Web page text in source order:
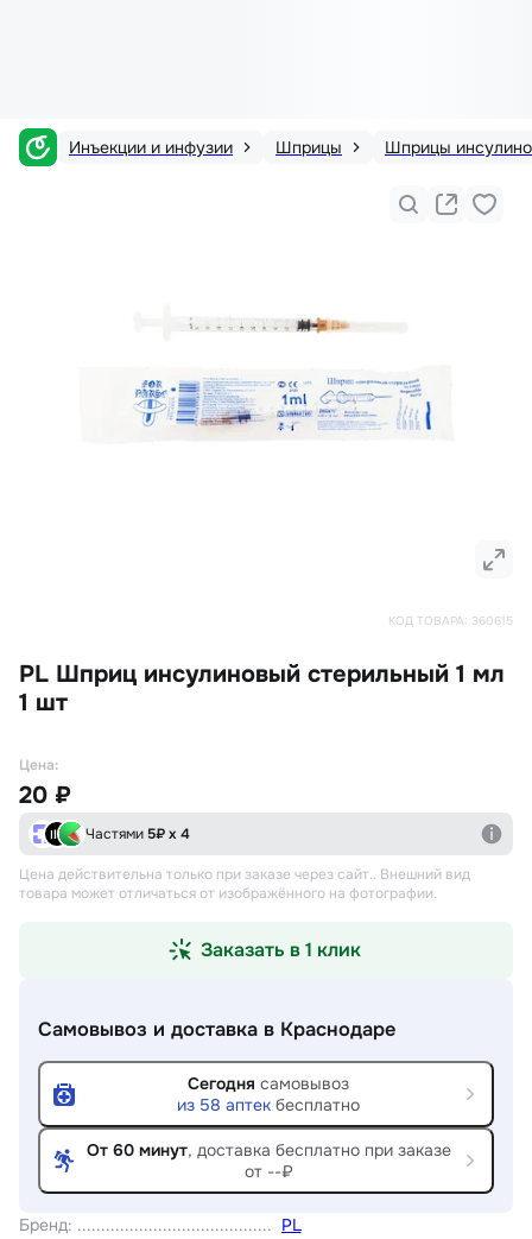
Инъекции и инфузии Шприцы Шприцы
КОД ТОВАРА: 360615
PL Шприц инсулиновый стерильный 1 мл
1 шт
Бренд:
PL
Цена:
20 ₽
Частями 5₽ х 4
Цена действительна только при заказе через сайт.. Внешний вид
товара может отличаться от изображённого на фотографии.
Заказать в 1 клик
Самовывоз и доставка в Краснодаре
Сегодня самовывоз
из 58 аптек бесплатно
От 60 минут, доставка бесплатно при заказе
от --₽